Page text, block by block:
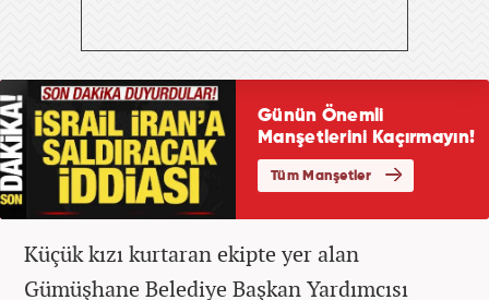
Küçük kızı kurtaran ekipte yer alan
Gümüşhane Belediye Başkan Yardımcısı